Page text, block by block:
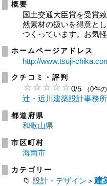
概要
国土交通大臣賞を受賞
然素材の扱いを得意と
つくっています。お気
ホームページアドレス
http://www.tsuji-
クチコミ・評判
0/5 （0件
辻・近川建築設計事務
都道府県
和歌山県
市区町村
海南市
カテゴリー
設計・デザイン ＞ 建